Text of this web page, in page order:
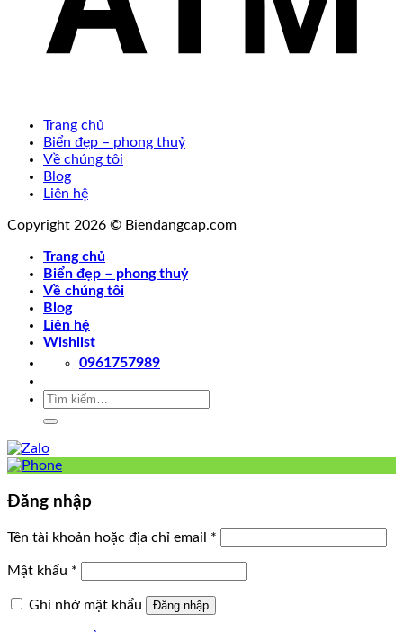
Trang chủ
Biển đẹp – phong thuỷ
Về chúng tôi
Blog
Liên hệ
Copyright 2026 © Biendangcap.com
Trang chủ
Biển đẹp – phong thuỷ
Về chúng tôi
Blog
Liên hệ
Wishlist
0961757989
Tìm
Đăng nhập
Tên tài khoản hoặc địa chỉ email *
Mật khẩu *
Ghi nhớ mật khẩu Đăng nhập